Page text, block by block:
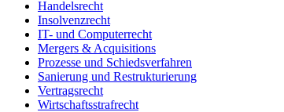
Handelsrecht
Insolvenzrecht
IT- und Computerrecht
Mergers & Acquisitions
Prozesse und Schiedsverfahren
Sanierung und Restrukturierung
Vertragsrecht
Wirtschaftsstrafrecht